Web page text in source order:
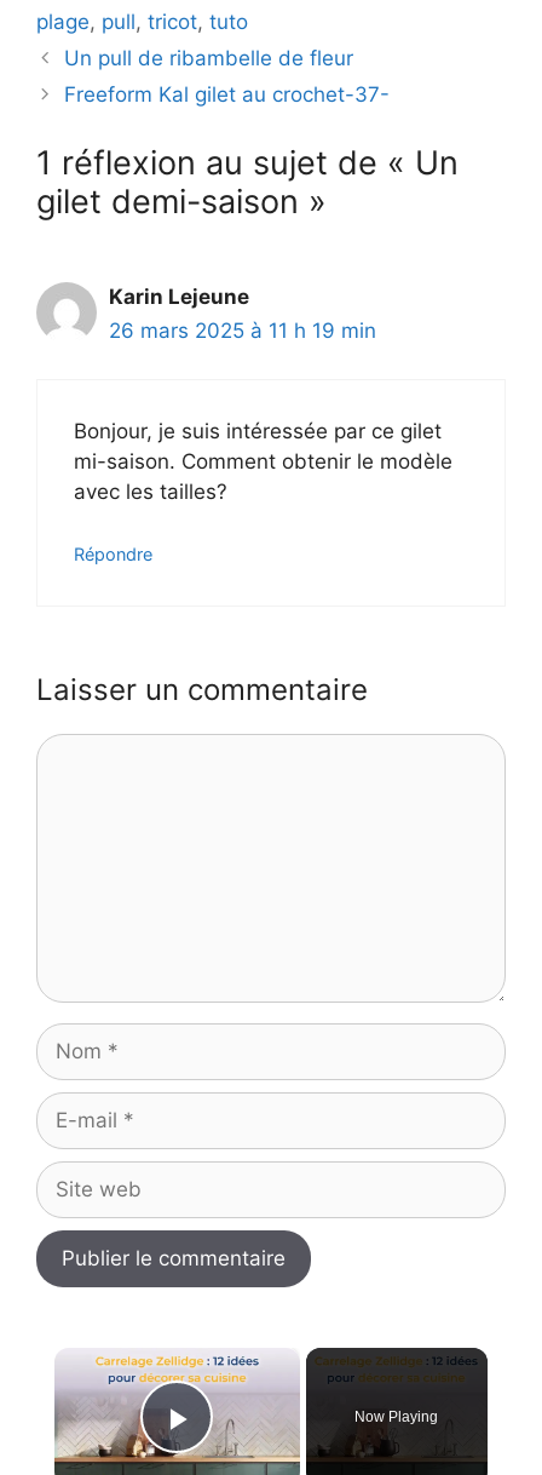
plage, pull, tricot, tuto
Un pull de ribambelle de fleur
Freeform Kal gilet au crochet-37-
1 réflexion au sujet de « Un
gilet demi-saison »
Karin Lejeune
26 mars 2025 à 11 h 19 min
Bonjour, je suis intéressée par ce gilet
mi-saison. Comment obtenir le modèle
avec les tailles?
Répondre
Laisser un commentaire
Commentaire
Nom
E-
mail
Site
web
×
Play Video
Now Playing